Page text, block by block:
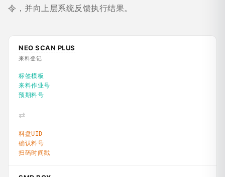
令，并向上层系统反馈执行结果。
NEO SCAN PLUS
来料登记
标签模板
来料作业号
预期料号
⇄
料盘UID
确认料号
扫码时间戳